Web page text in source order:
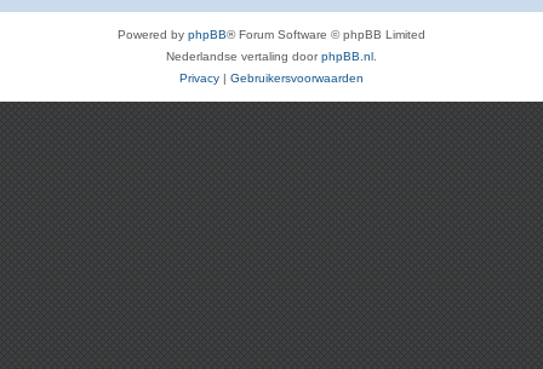
Powered by phpBB® Forum Software © phpBB Limited
Nederlandse vertaling doorphpBB.nl
Privacy | Gebruikersvoorwaarden